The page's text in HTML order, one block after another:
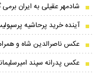
شادمهر عقیلی به ایران برمی
آینده خرید پرحاشیه‌
عکس ناصرالدین شاه و
عکس پدرانه سپند